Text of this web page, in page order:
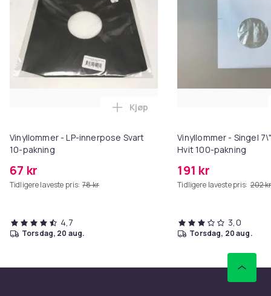
Vinyllommer - LP-innerpose Svart
10-pakning
67 kr
Tidligere laveste pris: 78 kr
Legg Vinyllommer - LP-
Kjøp
4,7
torsdag, 20 aug.
Vinyllommer - Singel
Hvit 100-pakning
191 kr
Tidligere laveste pris: 202
3,0
torsdag, 20 aug.